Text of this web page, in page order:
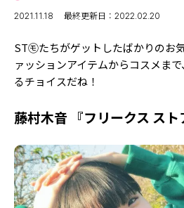
TikTok
Instagram
YouTube
ゲッターズ飯田
MISS SEVENTEEN
ミスセブンティーンニュース
MAGAZINE
バックナンバー
INFORMATION
2021.11.18 最終更新日：2022.02.20
ST㋲たちがゲットしたばかりの
ァッションアイテムからコスメま
るチョイスだね！
藤村木音 『フリークス ス